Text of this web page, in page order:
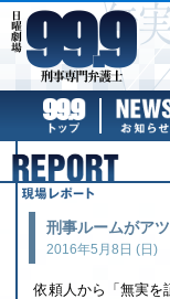
トップ
刑事ルームがア
2016年5月8日 (日)
依頼人から「無実を